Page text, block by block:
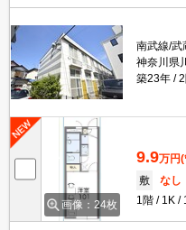
南武線/武
神奈川県
築23年
画像：24枚
9.9万円(
敷
なし
1階
1K